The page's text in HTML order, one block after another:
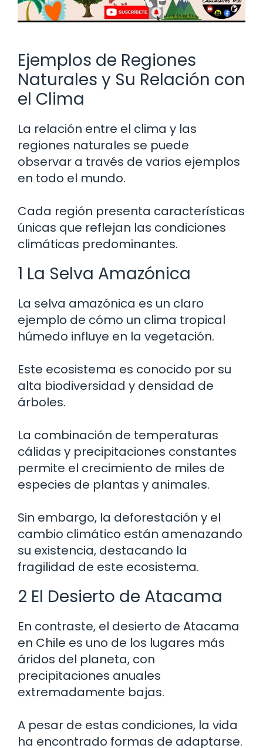
Ejemplos de Regiones
Naturales y Su Relación con
el Clima
La relación entre el clima y las
regiones naturales se puede
observar a través de varios ejemplos
en todo el mundo.
Cada región presenta características
únicas que reflejan las condiciones
climáticas predominantes.
1 La Selva Amazónica
La selva amazónica es un claro
ejemplo de cómo un clima tropical
húmedo influye en la vegetación.
Este ecosistema es conocido por su
alta biodiversidad y densidad de
árboles.
La combinación de temperaturas
cálidas y precipitaciones constantes
permite el crecimiento de miles de
especies de plantas y animales.
Sin embargo, la deforestación y el
cambio climático están amenazando
su existencia, destacando la
fragilidad de este ecosistema.
2 El Desierto de Atacama
En contraste, el desierto de Atacama
en Chile es uno de los lugares más
áridos del planeta, con
precipitaciones anuales
extremadamente bajas.
A pesar de estas condiciones, la vida
ha encontrado formas de adaptarse.